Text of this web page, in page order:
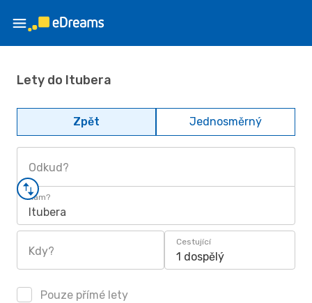
Lety do Itubera
Zpět Jednosměrný
Odkud?
Kam?
Itubera
Kdy?
Cestující
1 dospělý
Pouze přímé lety